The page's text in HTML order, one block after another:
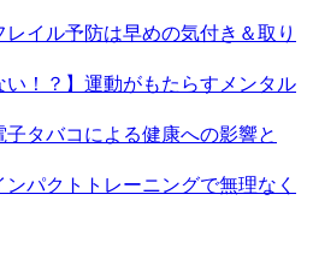
レイル予防は早めの気付き＆取り
い！？】運動がもたらすメンタル
子タバコによる健康への影響と
ンパクトトレーニングで無理なく